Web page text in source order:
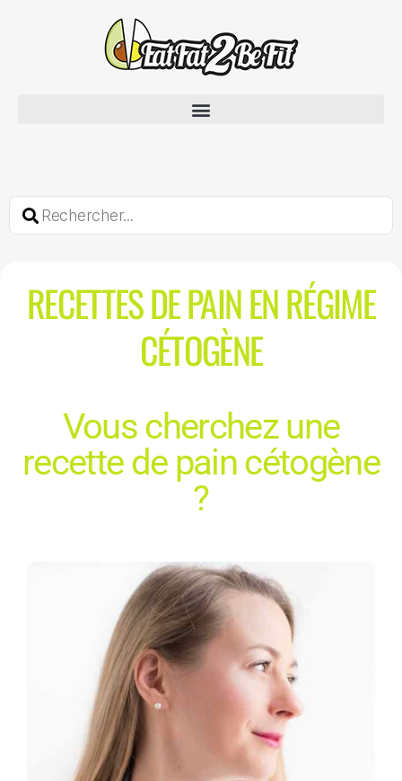
RECETTES DE PAIN EN RÉGIME
CÉTOGÈNE
Vous cherchez une
recette de pain cétogène
?